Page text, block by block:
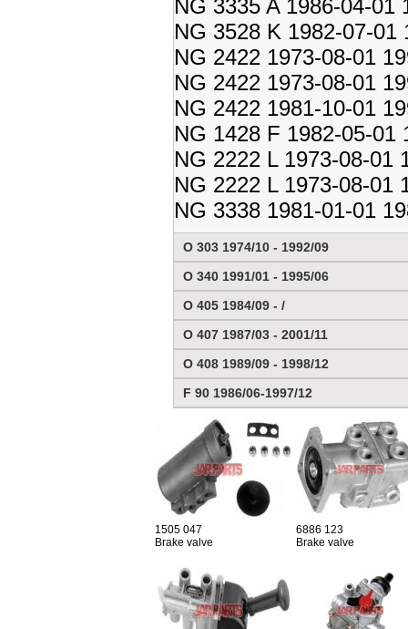
NG 3335 A 1986-04-01
NG 3528 K 1982-07-01
NG 2422 1973-08-01
NG 2422 1973-08-01
NG 2422 1981-10-01
NG 1428 F 1982-05-01
NG 2222 L 1973-08-01
NG 2222 L 1973-08-01
NG 3338 1981-01-01
O 303 1974/10 - 1992/09
O 340 1991/01 - 1995/06
O 405 1984/09 - /
O 407 1987/03 - 2001/11
O 408 1989/09 - 1998/12
F 90 1986/06-1997/12
1505 047
Brake valve
6886 123
Brake valve